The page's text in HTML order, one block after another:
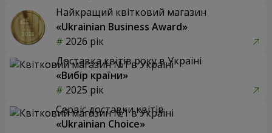
Найкращий квітковий магазин
«Ukrainian Business Award»
2026 рік
Доставка квітів року в Україні
«Вибір країни»
2025 рік
Сервіс доставки квітів
«Ukrainian Choice»